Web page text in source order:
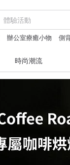
辦公室療癒小物 側
時尚潮流